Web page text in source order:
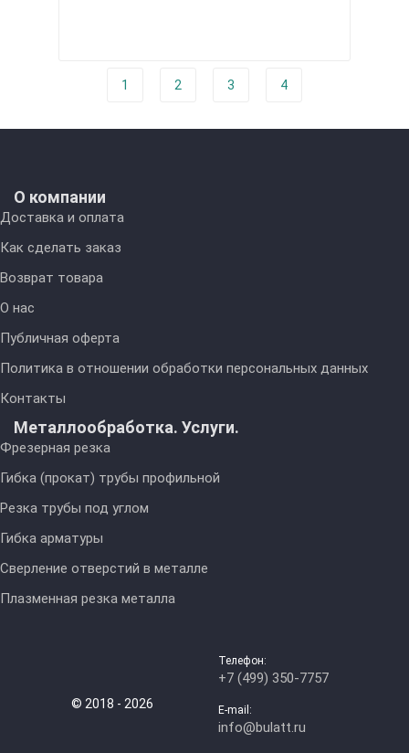
1 2 3 4
О компании
Доставка и оплата
Как сделать заказ
Возврат товара
О нас
Публичная оферта
Политика в отношении обработки персональных данных
Контакты
Металлообработка. Услуги.
Фрезерная резка
Гибка (прокат) трубы профильной
Резка трубы под углом
Гибка арматуры
Сверление отверстий в металле
Плазменная резка металла
© 2018 - 2026
Телефон:
+7 (499) 350-7757
E-mail:
info@bulatt.ru